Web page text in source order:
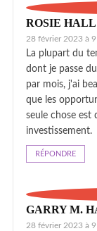
ROSIE HALL
28 février 2023 à
La plupart du
dont je passe
par mois, j'ai
que les
seule chose est
investissement.
RÉPONDRE
GARRY M.
28 février 2023 à